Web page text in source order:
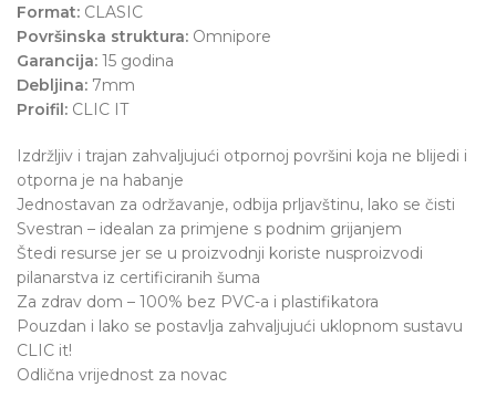
Format: CLASIC
Površinska struktura: Omnipore
Garancija: 15 godina
Debljina: 7mm
Proifil: CLIC IT
Izdržljiv i trajan zahvaljujući otpornoj površini koja ne blijedi i
otporna je na habanje
Jednostavan za održavanje, odbija prljavštinu, lako se čisti
Svestran – idealan za primjene s podnim grijanjem
Štedi resurse jer se u proizvodnji koriste nusproizvodi
pilanarstva iz certificiranih šuma
Za zdrav dom – 100% bez PVC-a i plastifikatora
Pouzdan i lako se postavlja zahvaljujući uklopnom sustavu
CLIC it!
Odlična vrijednost za novac